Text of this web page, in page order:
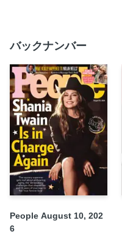
HEALTH
FOOD
FUN & GAMES
ONE LAST THING
バックナンバー
People August 10, 202
6